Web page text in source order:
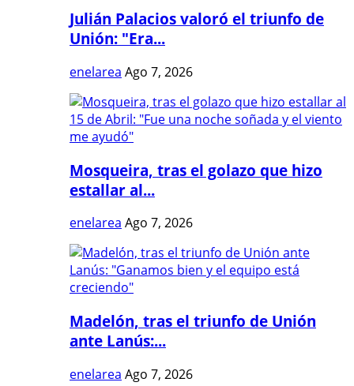
Julián Palacios valoró el triunfo de
Unión: "Era...
enelarea Ago 7, 2026
Mosqueira, tras el golazo que hizo
estallar al...
enelarea Ago 7, 2026
Madelón, tras el triunfo de Unión
ante Lanús:...
enelarea Ago 7, 2026